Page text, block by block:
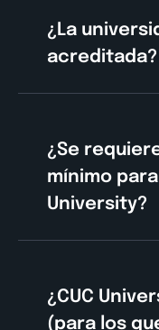
¿La
acreditada?
¿Se
mínimo
University?
¿CUC
(para los